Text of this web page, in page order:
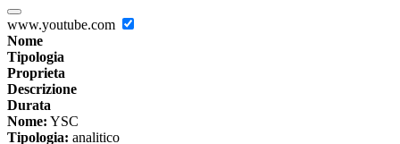
www.youtube.com
Nome
Tipologia
Proprieta
Descrizione
Durata
Nome: YSC
Tipologia: analitico